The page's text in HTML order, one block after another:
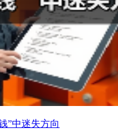
”中迷失方向